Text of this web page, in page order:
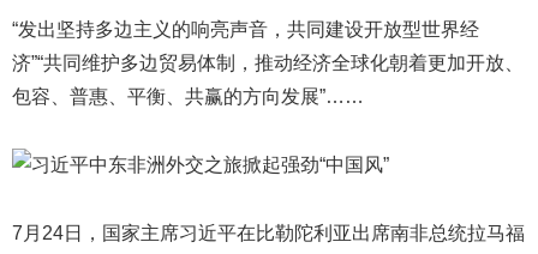
“发出坚持多边主义的响亮声音，共同建设开放型世界经
济”“共同维护多边贸易体制，推动经济全球化朝着更加开放、
包容、普惠、平衡、共赢的方向发展”……
7月24日，国家主席习近平在比勒陀利亚出席南非总统拉马福